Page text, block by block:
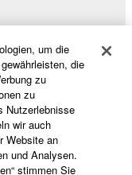
um die
die
zu
zu
Nutzerlebnisse
wir auch
Website an
und Analysen.
stimmen Sie